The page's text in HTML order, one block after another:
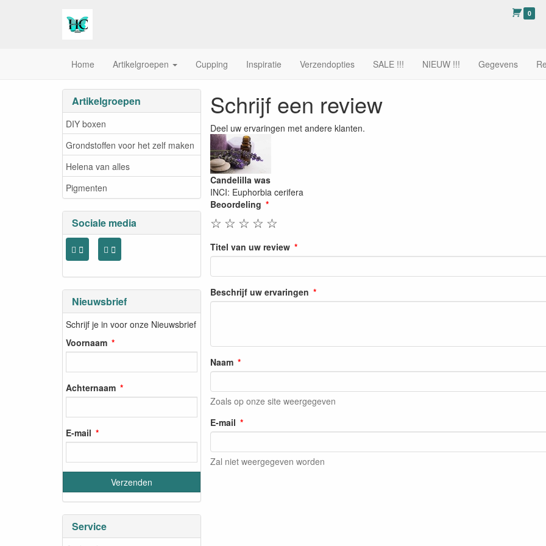
0
Home Artikelgroepen Cupping Inspiratie Verzendopties SALE !!! NIEUW !!! Gegevens
Artikelgroepen
DIY boxen
Grondstoffen voor het zelf maken
Helena van alles
Pigmenten
Sociale media
Nieuwsbrief
Schrijf je in voor onze Nieuwsbrief
Voornaam
Achternaam
E-mail
Service
Schrijf een review
Deel uw ervaringen met andere klanten.
Candelilla was
INCI: Euphorbia cerifera
Beoordeling
☆
☆
☆
☆
☆
Titel van uw review
Beschrijf uw ervaringen
Naam
Zoals op onze site weergegeven
E-mail
Zal niet weergegeven worden